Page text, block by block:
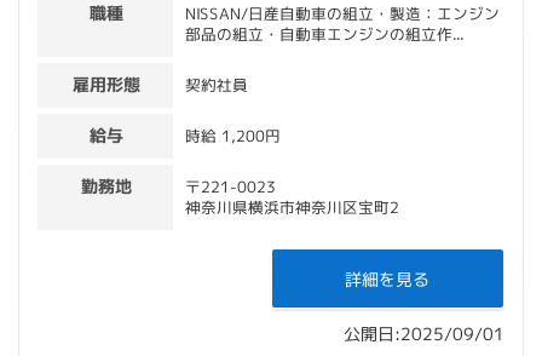
職種 NISSAN/日産自動車の組立・製造：エンジン
部品の組立・自動車エンジンの組立作...
雇用形態 契約社員
給与 時給 1,200円
勤務地 〒221-0023
神奈川県横浜市神奈川区宝町2
詳細を見る
公開日:2025/09/01